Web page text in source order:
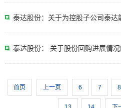
泰达股份： 关于股份回购进展情
首页 上一页 6 7 8